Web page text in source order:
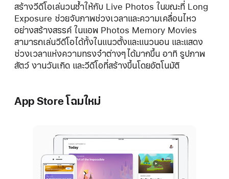
สร้างวีดีโอเล่นวนซ้ำให้กับ Live Photos ในขณะที่ Long
Exposure ช่วยจับภาพช่วงเวลาและความเคลื่อนไหว
อย่างสร้างสรรค์ ในแอพ Photos Memory Movies
สามารถเล่นวีดีโอได้ทั้งในแนวตั้งและแนวนอน และแสดง
ช่วงเวลาแห่งความทรงจำต่างๆได้มากขึ้น อาทิ รูปภาพ
สัตว์ งานวันเกิด และวีดีโอที่สร้างขึ้นโดยอัตโนมัติ
App Store โฉมใหม่